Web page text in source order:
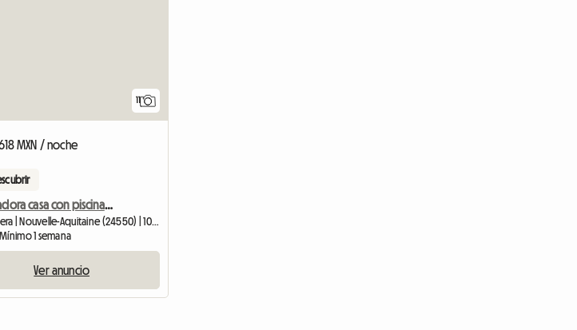
MXN / noche
Encantadora casa con piscina privada, paz y tranquilidad
Casa entera | Nouvelle-Aquitaine (24550) | 100 M2
1 semana
Ver anuncio